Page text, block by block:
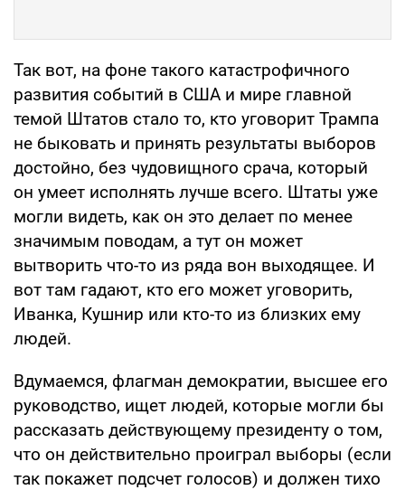
Так вот, на фоне такого катастрофичного
развития событий в США и мире главной
темой Штатов стало то, кто уговорит Трампа
не быковать и принять результаты выборов
достойно, без чудовищного срача, который
он умеет исполнять лучше всего. Штаты уже
могли видеть, как он это делает по менее
значимым поводам, а тут он может
вытворить что-то из ряда вон выходящее. И
вот там гадают, кто его может уговорить,
Иванка, Кушнир или кто-то из близких ему
людей.
Вдумаемся, флагман демократии, высшее его
руководство, ищет людей, которые могли бы
рассказать действующему президенту о том,
что он действительно проиграл выборы (если
так покажет подсчет голосов) и должен тихо